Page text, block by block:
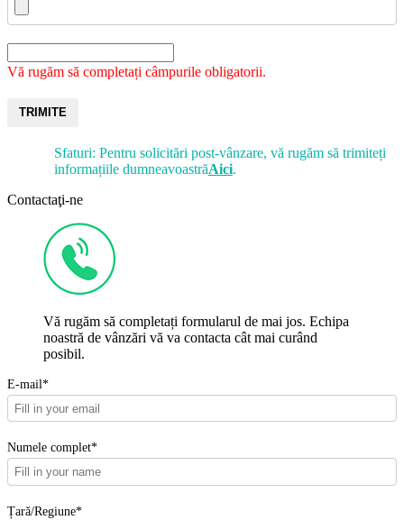
Vă rugăm să completați câmpurile obligatorii.
TRIMITE
Sfaturi: Pentru solicitări post-vânzare, vă rugăm să trimiteți
informațiile dumneavoastrăAici.
Contactaţi-ne
Vă rugăm să completați formularul de mai jos. Echipa
noastră de vânzări vă va contacta cât mai curând
posibil.
E-mail*
Numele complet*
Țară/Regiune*